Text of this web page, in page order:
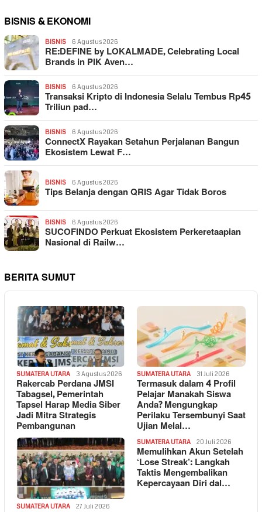
BISNIS & EKONOMI
BISNIS 6 Agustus 2026
RE:DEFINE by LOKALMADE, Celebrating Local
Brands in PIK Aven…
BISNIS 6 Agustus 2026
Transaksi Kripto di Indonesia Selalu Tembus Rp45
Triliun pad…
BISNIS 6 Agustus 2026
ConnectX Rayakan Setahun Perjalanan Bangun
Ekosistem Lewat F…
BISNIS 6 Agustus 2026
Tips Belanja dengan QRIS Agar Tidak Boros
BISNIS 6 Agustus 2026
SUCOFINDO Perkuat Ekosistem Perkeretaapian
Nasional di Railw…
BERITA SUMUT
SUMATERA UTARA 3 Agustus 2026
Rakercab Perdana JMSI
Tabagsel, Pemerintah
Tapsel Harap Media Siber
Jadi Mitra Strategis
Pembangunan
SUMATERA UTARA 31 Juli 2026
Termasuk dalam 4 Profil
Pelajar Manakah Siswa
Anda? Mengungkap
Perilaku Tersembunyi Saat
Ujian Melal…
SUMATERA UTARA 27 Juli 2026
SUMATERA UTARA 20 Juli 2026
Memulihkan Akun Setelah
‘Lose Streak’: Langkah
Taktis Mengembalikan
Kepercayaan Diri dal…